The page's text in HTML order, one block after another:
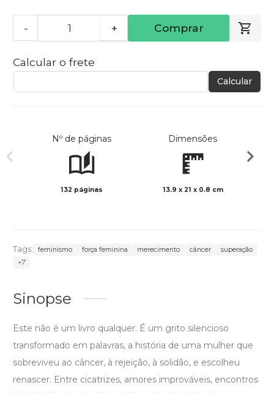
- + Comprar
Calcular o frete
Calcular
Nº de páginas
132 páginas
Dimensões
13.9 x 21 x 0.8 cm
Tags: feminismo força feminina merecimento câncer
superação
+7
Sinopse
Este não é um livro qualquer. É um grito silencioso
transformado em palavras, a história de uma mulher que
sobreviveu ao câncer, à rejeição, à solidão, e escolheu
renascer. Entre cicatrizes, amores improváveis, encontros